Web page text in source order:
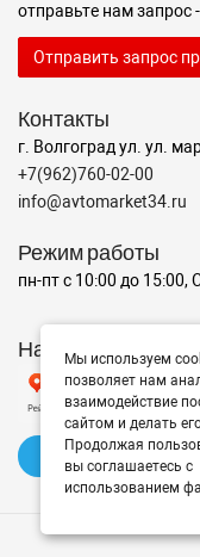
отправьте нам
Отправить запрос
Контакты
г. Волгоград ул. ул.
+7(962)760-02-00
info@avtomarket34.ru
Режим работы
пн-пт с 10:00 до 15:00,
Наш рейтинг на
✍️ Оставить отзыв
Мы используем
позволяет нам
взаимодействие
сайтом и делать
Продолжая
вы соглашаетесь с
использованием